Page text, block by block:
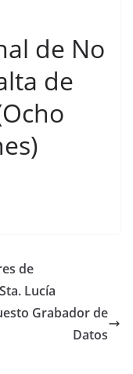
de No
de
de
Lucía
Grabador de
Datos